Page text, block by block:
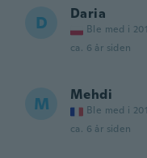
D Daria
Ble med i
ca. 6 år siden
M Mehdi
Ble med i
ca. 6 år siden